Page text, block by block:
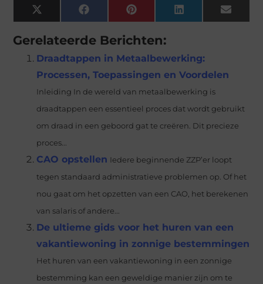
X
(Twitter)
FacebookPinterestLinkedInEmail
Gerelateerde Berichten:
Draadtappen in Metaalbewerking:
Processen, Toepassingen en Voordelen
Inleiding In de wereld van metaalbewerking is
draadtappen een essentieel proces dat wordt gebruikt
om draad in een geboord gat te creëren. Dit precieze
proces...
CAO opstellen Iedere beginnende ZZP’er loopt
tegen standaard administratieve problemen op. Of het
nou gaat om het opzetten van een CAO, het berekenen
van salaris of andere...
De ultieme gids voor het huren van een
vakantiewoning in zonnige bestemmingen
Het huren van een vakantiewoning in een zonnige
bestemming kan een geweldige manier zijn om te